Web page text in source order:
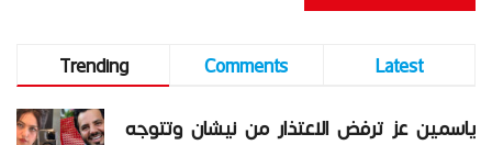
Trending Comments
Latest
ياسمين عز ترفض الاعتذار من نيشان وتتوجه